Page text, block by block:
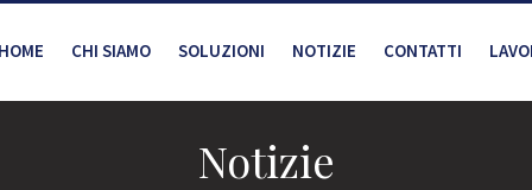
HOME CHI SIAMO SOLUZIONI NOTIZIE CONTATTI
Notizie